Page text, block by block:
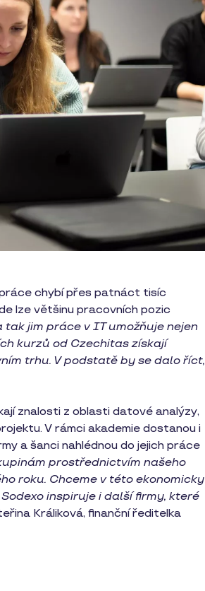
chybí přes patnáct tisíc
lze většinu pracovních pozic
tak jim práce v IT umožňuje nejen
kurzů od Czechitas získají
trhu. V podstatě by se dalo říct,
znalosti z oblasti datové analýzy,
V rámci akademie dostanou i
a šanci nahlédnou do jejich práce
prostřednictvím našeho
roku. Chceme v této ekonomicky
inspiruje i další firmy, které
Králiková, finanční ředitelka